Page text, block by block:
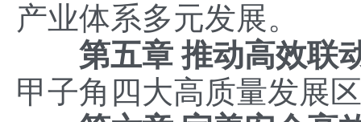
产业体系多元发展。
第五章 推动高效联
甲子角四大高质量发展